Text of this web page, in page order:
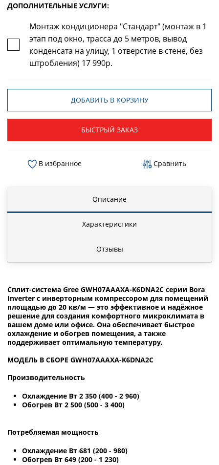
ДОПОЛНИТЕЛЬНЫЕ УСЛУГИ:
Монтаж кондиционера "Стандарт" (монтаж в 1
этап под окно, трасса до 5 метров, вывод
конденсата на улицу, 1 отверстие в стене, без
штробления) 17 990р.
ДОБАВИТЬ В КОРЗИНУ
БЫСТРЫЙ ЗАКАЗ
В избранное Сравнить
Описание
Характеристики
Отзывы
Сплит-система Gree GWH07AAAXA-K6DNA2C серии Bora
Inverter с инверторным компрессором для помещений
площадью до 20 кв/м — это эффективное и надёжное
решение для создания комфортного микроклимата в
вашем доме или офисе. Она обеспечивает быстрое
охлаждение и обогрев помещения, а также
поддерживает оптимальную температуру.
МОДЕЛЬ В СБОРЕ GWH07AAAXA-K6DNA2C
Производительность
Охлаждение Вт 2 350 (400 - 2 960)
Обогрев Вт 2 500 (500 - 3 400)
Потребляемая мощность
Охлаждение Вт 681 (200 - 980)
Обогрев Вт 649 (200 - 1 230)